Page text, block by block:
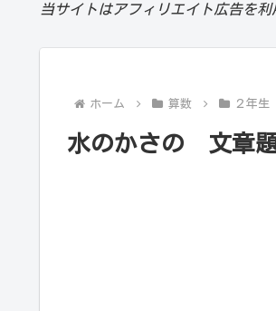
当サイトはアフィリエイト広告を利
ホーム 算数 ２年生
水のかさの 文章